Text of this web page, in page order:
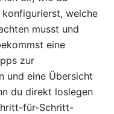
welche
musst und
eine
zur
und eine Übersicht
du direkt loslegen
für-Schritt-